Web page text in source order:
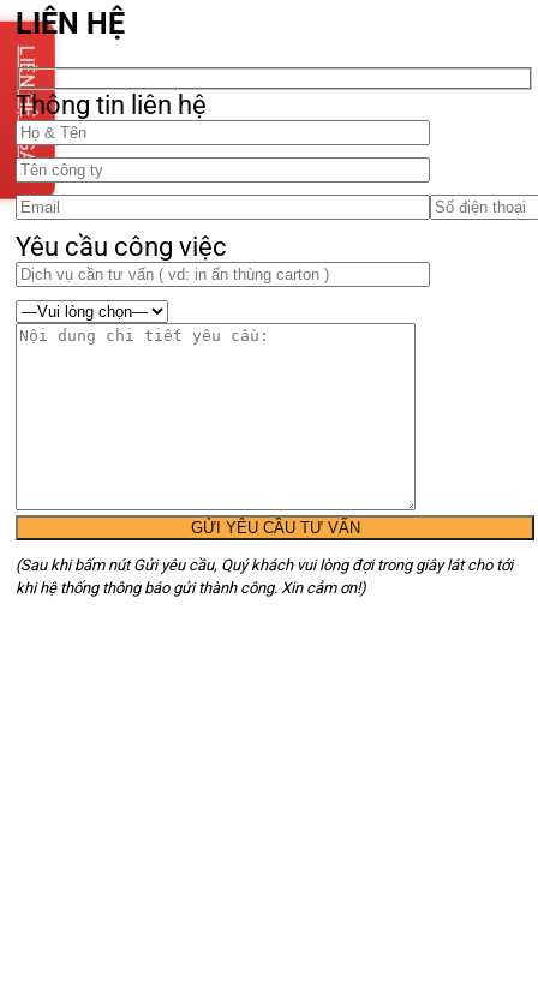
LIÊN HỆ NGAY
LIÊN HỆ
Thông tin liên hệ
Yêu cầu công việc
(Sau khi bấm nút Gửi yêu cầu, Quý khách vui lòng đợi trong giây lát cho tới
khi hệ thống thông báo gửi thành công. Xin cảm ơn!)